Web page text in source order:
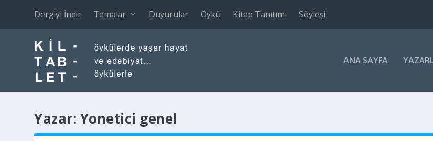
Dergiyi İndir Temalar Duyurular Öykü Kitap Tanıtımı Söyleşi
ANA SAYFA
Yazar: Yonetici genel